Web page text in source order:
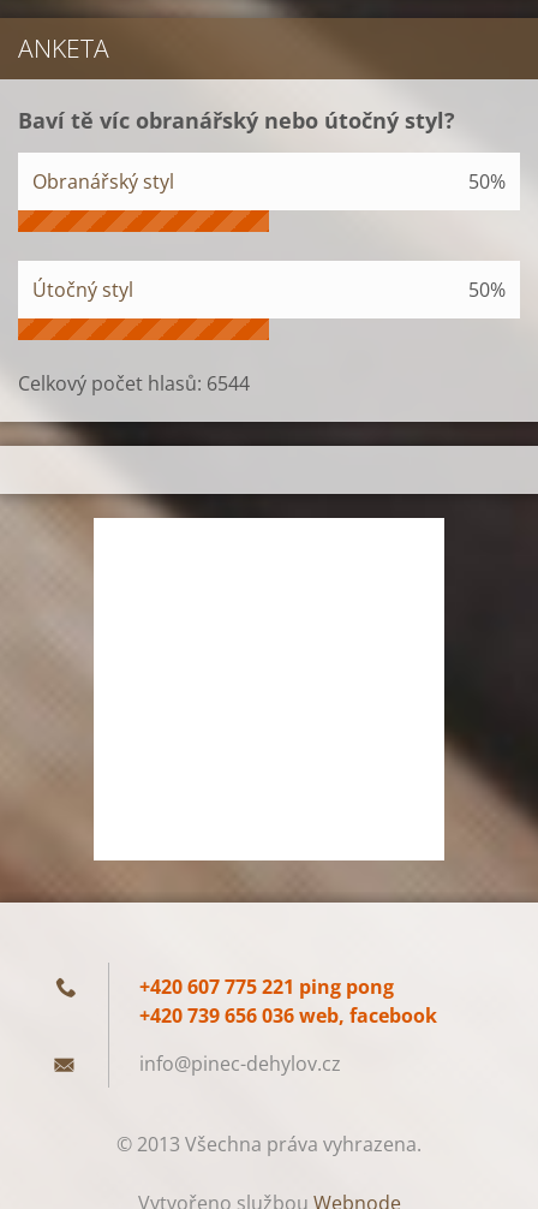
ANKETA
Baví tě víc obranářský nebo útočný styl?
Obranářský styl 50%
Útočný styl 50%
Celkový počet hlasů: 6544
+420 607 775 221 ping pong
+420 739 656 036 web, facebook
info@pinec-dehylov.cz
© 2013 Všechna práva vyhrazena.
Vytvořeno službou Webnode